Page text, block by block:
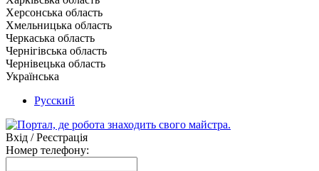
Херсонська область
Хмельницька область
Черкаська область
Чернігівська область
Чернівецька область
Українська
Русский
Вхід / Реєстрація
Номер телефону: